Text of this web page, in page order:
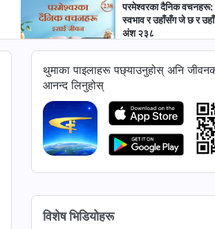
परमेश्‍वरका दैनिक वचनहरू:
स्वभाव र उहाँसँग जे छ र
अंश २३८
6:40
परमेश्‍वरका दैनिक वचनहरू:
अंश २३९
परमेश्‍वरका दैनिक वचनहरू:
स्वभाव र उहाँसँग जे छ र
अंश २४०
थुमाका पाइलाहरू पछ्याउनुहोस् अनि
आनन्द लिनुहोस्
विशेष भिडियोहरू